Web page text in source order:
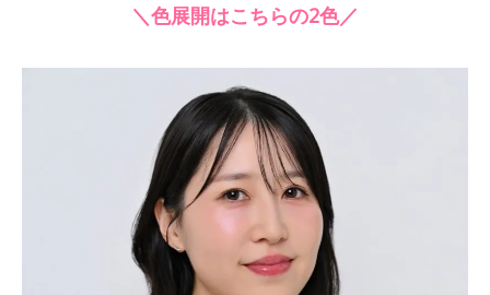
＼色展開はこちらの2色／